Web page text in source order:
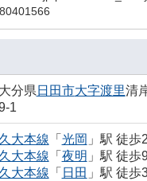
大分県日田市大字渡里清
1
久大本線 「 光岡 」駅 徒歩
久大本線 「 夜明 」駅 徒歩
久大本線 「 日田 」駅 徒歩